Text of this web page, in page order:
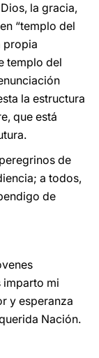
la gracia,
“templo del
propia
templo del
la estructura
que está
de
a todos,
de
imparto mi
y esperanza
Nación.